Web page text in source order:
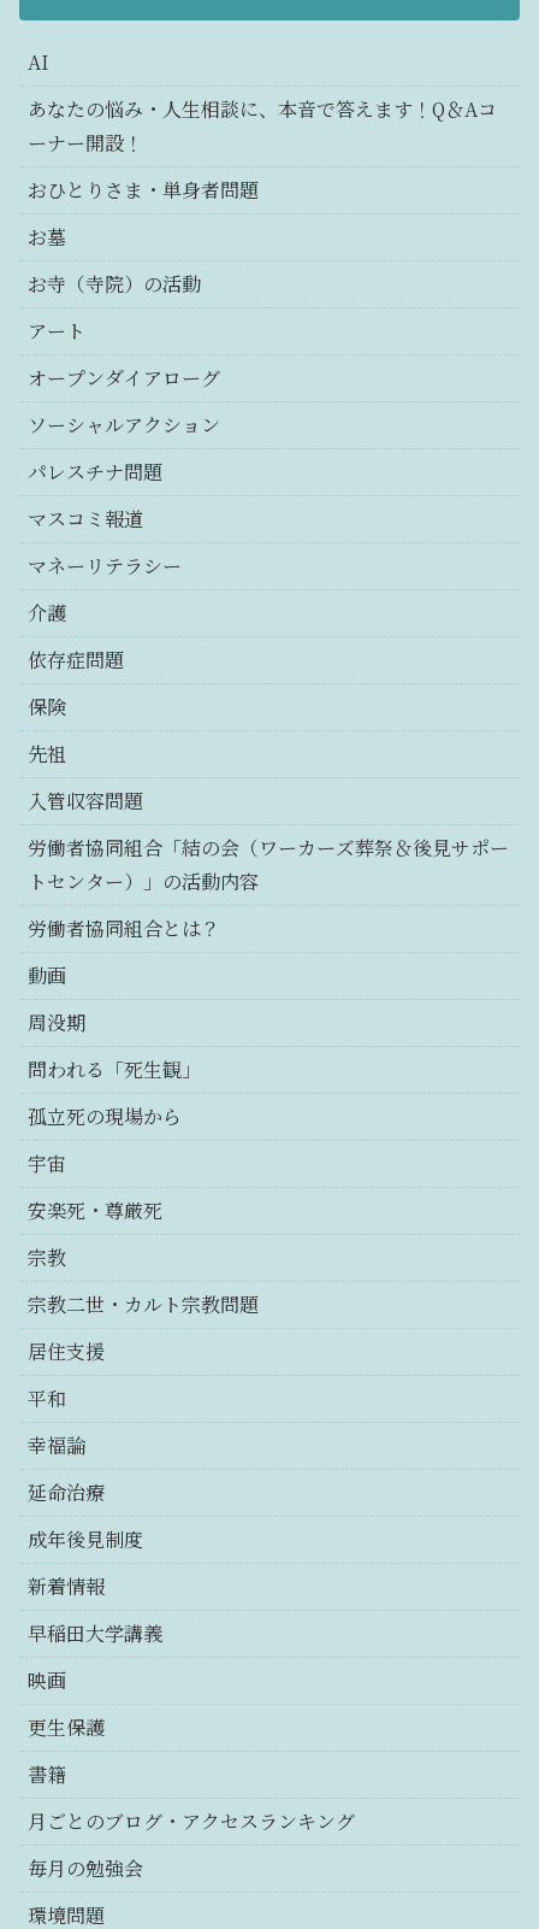
AI
あなたの悩み・人生相談に、本音で答えます！Q＆Aコ
ーナー開設！
おひとりさま・単身者問題
お墓
お寺（寺院）の活動
アート
オープンダイアローグ
ソーシャルアクション
パレスチナ問題
マスコミ報道
マネーリテラシー
介護
依存症問題
保険
先祖
入管収容問題
労働者協同組合「結の会（ワーカーズ葬祭＆後見サポー
トセンター）」の活動内容
労働者協同組合とは？
動画
周没期
問われる「死生観」
孤立死の現場から
宇宙
安楽死・尊厳死
宗教
宗教二世・カルト宗教問題
居住支援
平和
幸福論
延命治療
成年後見制度
新着情報
早稲田大学講義
映画
更生保護
書籍
月ごとのブログ・アクセスランキング
毎月の勉強会
環境問題